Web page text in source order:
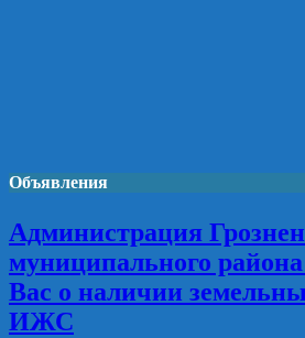
Объявления
Администрация
муниципального
Вас о наличии
ИЖС